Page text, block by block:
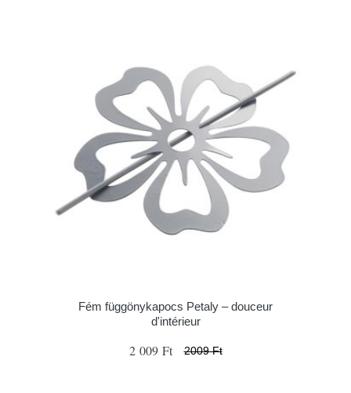
Fém függönykapocs Petaly – douceur
d'intérieur
2 009 Ft 2009 Ft